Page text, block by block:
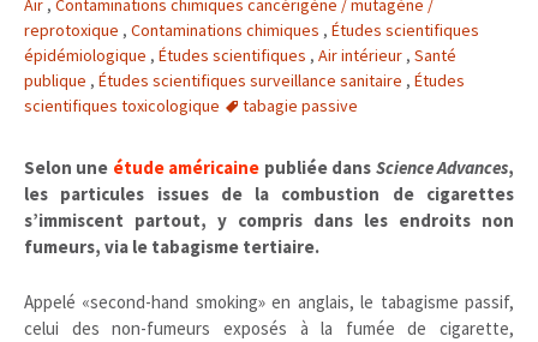
Air , Contaminations chimiques cancérigène / mutagène /
reprotoxique , Contaminations chimiques , Études scientifiques
épidémiologique , Études scientifiques , Air intérieur , Santé
publique , Études scientifiques surveillance sanitaire , Études
scientifiques toxicologique
tabagie passive
Selon une étude américaine publiée dans Science Advances,
les particules issues de la combustion de cigarettes
s’immiscent partout, y compris dans les endroits non
fumeurs, via le tabagisme tertiaire.
Appelé «second-hand smoking» en anglais, le tabagisme passif,
celui des non-fumeurs exposés à la fumée de cigarette,